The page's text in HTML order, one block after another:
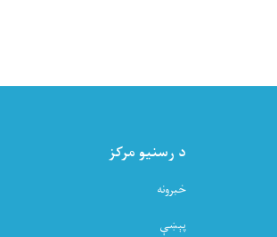
د رسنیو مرکز
خبرونه
پېښې